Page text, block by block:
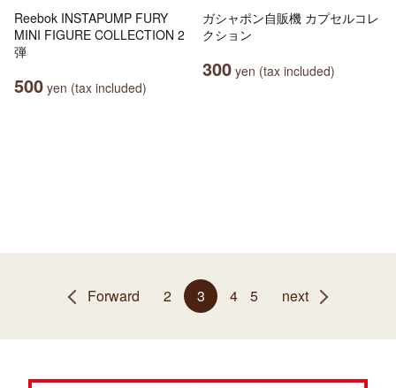
Reebok INSTAPUMP FURY
MINI FIGURE COLLECTION 2
弾
500 yen (tax included)
ガシャポン自販機 カプセルコレ
クション
300 yen (tax included)
Forward 2 3 4 5 next